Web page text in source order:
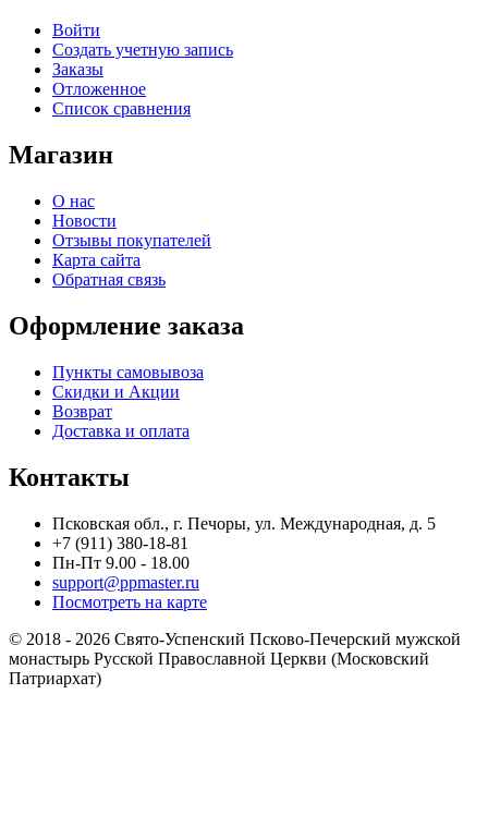
Войти
Создать учетную запись
Заказы
Отложенное
Список сравнения
Магазин
О нас
Новости
Отзывы покупателей
Карта сайта
Обратная связь
Оформление заказа
Пункты самовывоза
Скидки и Акции
Возврат
Доставка и оплата
Контакты
Псковская обл., г. Печоры, ул. Международная, д. 5
+7 (911) 380-18-81
Пн-Пт 9.00 - 18.00
support@ppmaster.ru
Посмотреть на карте
© 2018 - 2026 Свято-Успенский Псково-Печерский мужской
монастырь Русской Православной Церкви (Московский
Патриархат)